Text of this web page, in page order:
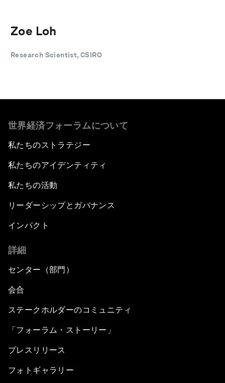
Zoe Loh
Research Scientist, CSIRO
世界経済フォーラムについて
私たちのストラテジー
私たちのアイデンティティ
私たちの活動
リーダーシップとガバナンス
インパクト
詳細
センター（部門）
会合
ステークホルダーのコミュニティ
「フォーラム・ストーリー」
プレスリリース
フォトギャラリー